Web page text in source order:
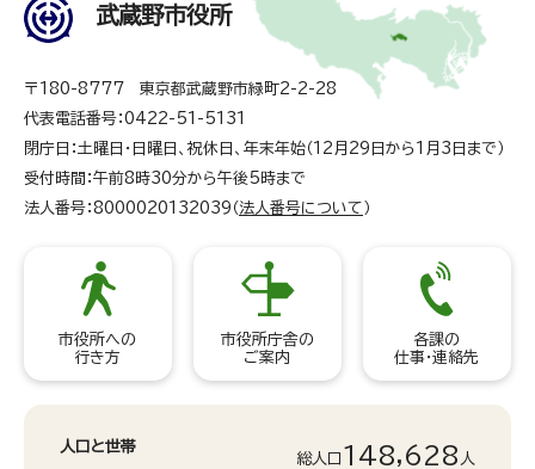
武蔵野市役所
〒180-8777 東京都武蔵野市緑町2-2-28
代表電話番号：0422-51-5131
閉庁日：土曜日・日曜日、祝休日、年末年始（12月29日から1月3日まで）
受付時間：午前8時30分から午後5時まで
法人番号：8000020132039（ 法人番号について ）
市役所への
行き方
市役所庁舎の
ご案内
各課の
仕事・連絡先
人口と世帯
総人口 148,628 人